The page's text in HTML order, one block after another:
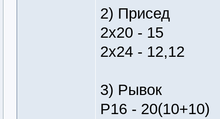
2) Присед
2х20 - 15
2х24 - 12,12
3) Рывок
Р16 - 20(10+10)